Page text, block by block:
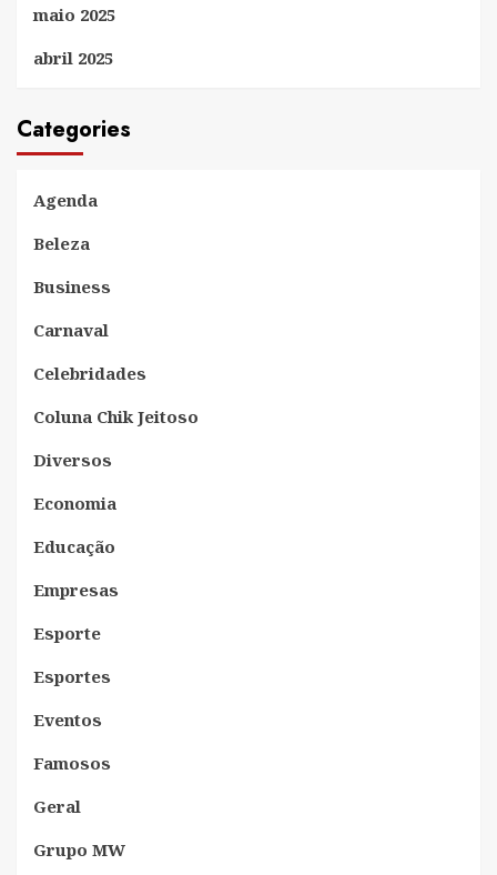
maio 2025
abril 2025
Categories
Agenda
Beleza
Business
Carnaval
Celebridades
Coluna Chik Jeitoso
Diversos
Economia
Educação
Empresas
Esporte
Esportes
Eventos
Famosos
Geral
Grupo MW